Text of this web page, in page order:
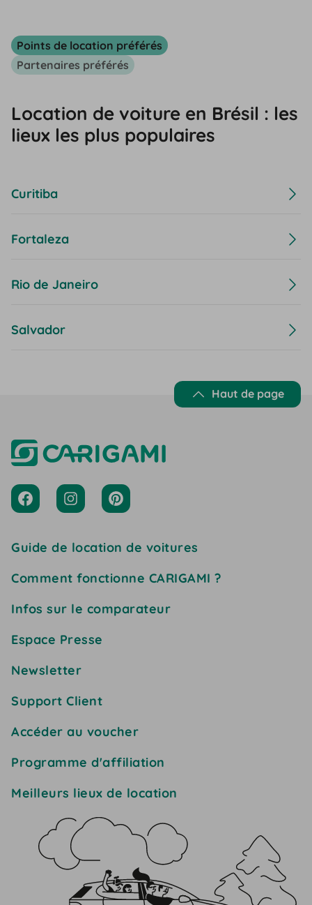
Points de location préférés
Partenaires préférés
Location de voiture en Brésil : les
lieux les plus populaires
Curitiba
Fortaleza
Rio de Janeiro
Salvador
Haut de page
Guide de location de voitures
Comment fonctionne CARIGAMI ?
Infos sur le comparateur
Espace Presse
Newsletter
Support Client
Accéder au voucher
Programme d'affiliation
Meilleurs lieux de location